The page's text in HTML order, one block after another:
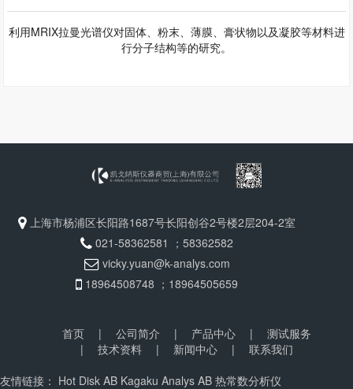
利用MRIX拉曼光谱仪对固体、粉末、薄膜、膏状物以及凝胶等材料进
行分子结构等的研究。
上海市杨浦区长阳路1687号长阳创谷2号楼2层204-2室
021-58362581 ；58362582
vicky.yuan@k-analys.com
18964508748 ；18964505659
首页 | 公司简介 | 产品中心 |
测试服务
|
技术资料 | 新闻中心 |
联系我们
友情链接： Hot Disk AB Kagaku Analys AB 热常数分析仪